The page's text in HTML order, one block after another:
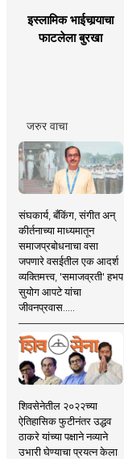
इस्लामिक भाईचार्‍याचा
फाटलेला बुरखा
जरुर वाचा
संघकार्य, बँकिंग, संगीत अन्
कीर्तनाच्या माध्यमातून
समाजप्रबोधनाचा वसा
जपणारे वसईतील एक आदर्श
व्यक्तिमत्त्व, 'समाजव्रती' हभप
सुयोग आपटे यांचा
जीवनप्रवास.....
शिवसेनेतील २०२२च्या
ऐतिहासिक फुटीनंतर उद्धव
ठाकरे यांच्या पक्षाने नव्याने
उभारी घेण्याचा प्रयत्न केला